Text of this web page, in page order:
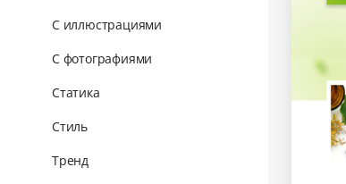
С иллюстрациями
С фотографиями
Статика
Стиль
Тренд